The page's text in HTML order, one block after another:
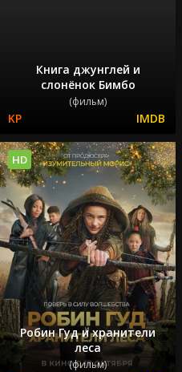
Книга джунглей и
слонёнок Бимбо
(фильм)
Робин Гуд и хранители
леса
(фильм)
HD